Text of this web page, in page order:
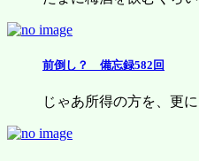
前倒し？ 備忘録582回
じゃあ所得の方を、更